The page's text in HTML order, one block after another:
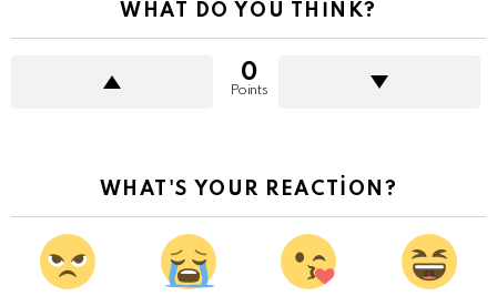
WHAT DO YOU THINK?
0
Points
WHAT'S YOUR REACTION?